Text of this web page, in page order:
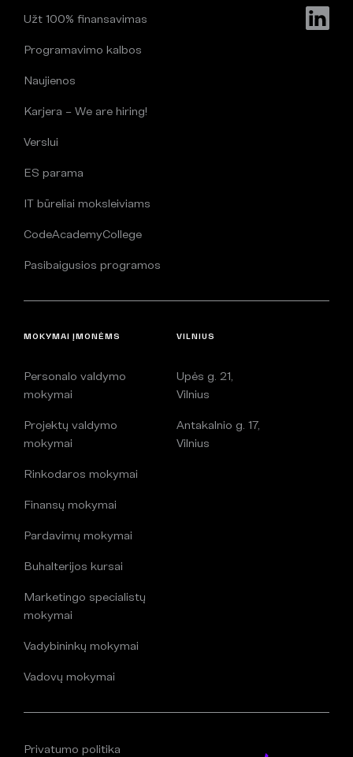
Užt 100% finansavimas
Programavimo kalbos
Naujienos
Karjera – We are hiring!
Verslui
ES parama
IT būreliai moksleiviams
CodeAcademyCollege
Pasibaigusios programos
MOKYMAI ĮMONĖMS
Personalo valdymo
mokymai
Projektų valdymo
mokymai
Rinkodaros mokymai
Finansų mokymai
Pardavimų mokymai
Buhalterijos kursai
Marketingo specialistų
mokymai
Vadybininkų mokymai
Vadovų mokymai
VILNIUS
Upės g. 21,
Vilnius
Antakalnio g. 17,
Vilnius
Privatumo politika